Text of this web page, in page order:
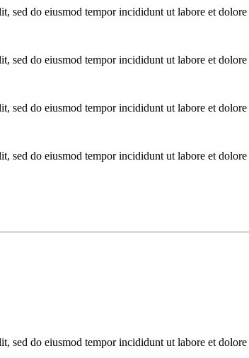
sed do eiusmod tempor incididunt ut labore et
sed do eiusmod tempor incididunt ut labore et
sed do eiusmod tempor incididunt ut labore et
sed do eiusmod tempor incididunt ut labore et
sed do eiusmod tempor incididunt ut labore et